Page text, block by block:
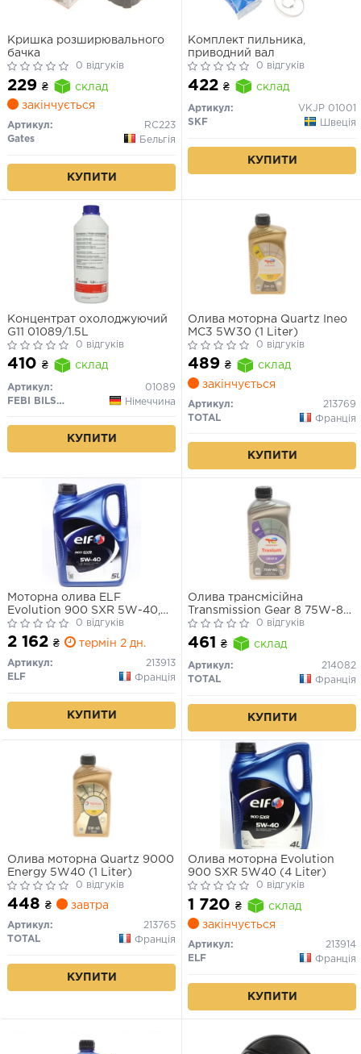
Кришка розширювального
бачка
0 відгуків
229 ₴
склад
закінчується
Артикул:
RC223
Gates
Бельгія
КУПИТИ
Комплект пильника,
приводний вал
0 відгуків
422 ₴ склад
Артикул:
VKJP 01001
SKF
Швеція
КУПИТИ
Концентрат охолоджуючий
G11 01089/1.5L
0 відгуків
410 ₴ склад
Артикул:
01089
FEBI BILSTEIN
Німеччина
КУПИТИ
Олива моторна Quartz Ineo
MC3 5W30 (1 Liter)
0 відгуків
489 ₴
склад
закінчується
Артикул:
213769
TOTAL
Франція
КУПИТИ
Моторна олива ELF
Evolution 900 SXR 5W-40,
5л.
0 відгуків
2 162 ₴ термін 2 дн.
Артикул:
213913
ELF
Франція
КУПИТИ
Олива трансмісійна
Transmission Gear 8 75W-80
(1 Liter)
0 відгуків
461 ₴ склад
Артикул:
214082
TOTAL
Франція
КУПИТИ
Олива моторна Quartz 9000
Energy 5W40 (1 Liter)
0 відгуків
448 ₴ завтра
Артикул:
213765
TOTAL
Франція
КУПИТИ
Олива моторна Evolution
900 SXR 5W40 (4 Liter)
0 відгуків
1 720 ₴
склад
закінчується
Артикул:
213914
ELF
Франція
КУПИТИ